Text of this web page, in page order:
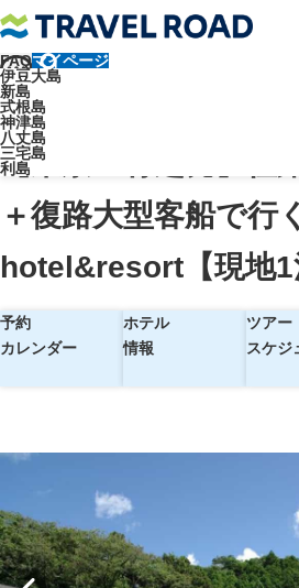
FAQマイページ
伊豆大島
新島
式根島
神津島
八丈島
三宅島
利島
トラベルロード
【東京・竹芝発】往路ジェット船＋復路大
hotel&resort【現地1泊】
【東京・竹芝発】往
＋復路大型客船で行
hotel&resort【現地1
予約
カレンダー
ホテル
情報
ツアー
スケジ